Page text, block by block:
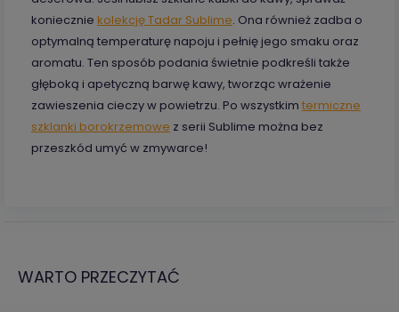
koniecznie kolekcję Tadar Sublime. Ona również zadba o
optymalną temperaturę napoju i pełnię jego smaku oraz
aromatu. Ten sposób podania świetnie podkreśli także
głęboką i apetyczną barwę kawy, tworząc wrażenie
zawieszenia cieczy w powietrzu. Po wszystkim termiczne
szklanki borokrzemowe z serii Sublime można bez
przeszkód umyć w zmywarce!
WARTO PRZECZYTAĆ